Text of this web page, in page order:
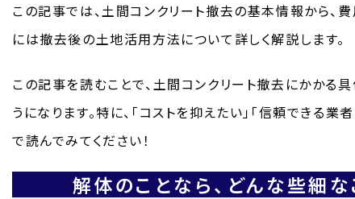
この記事では、土間コンクリート撤去の基本情報から、
には撤去後の土地活用方法について詳しく解説します。
この記事を読むことで、土間コンクリート撤去にかかる
うになります。特に、「コストを抑えたい」「信頼できる
で読んでみてください！
解体のことなら、 どんな些細